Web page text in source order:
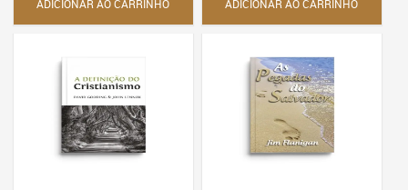
ADICIONAR AO CARRINHO ADICIONAR AO CARRINHO